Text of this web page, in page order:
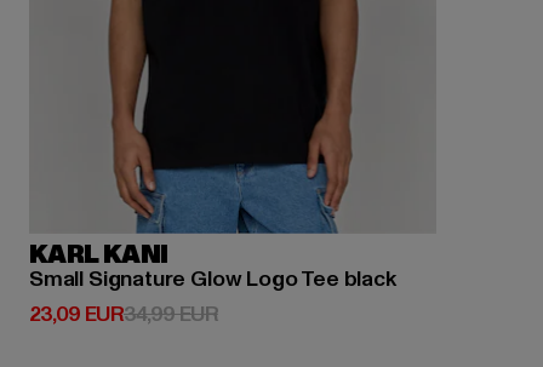
KARL KANI
Small Signature Glow Logo Tee black
23,09 EUR
Derzeitiger Preis: 23,09 EUR
34,99 EURAktionspreis: 34,99 EUR